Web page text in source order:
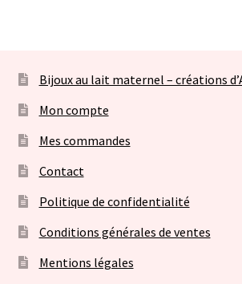
Bijoux au lait maternel – créations
Mon compte
Mes commandes
Contact
Politique de confidentialité
Conditions générales de ventes
Mentions légales